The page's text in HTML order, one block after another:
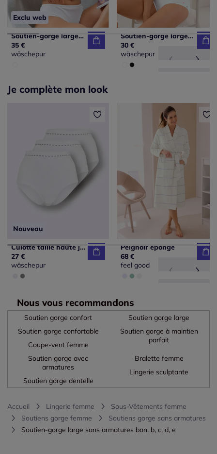
Exclu web
Soutien-gorge large sans armatures bon. b, c, d, e
35 €
wäschepur
Soutien-gorge large sans armatures bon. b, c, d, e
30 €
wäschepur
Je complète mon look
Nouveau
Culotte taille haute jersey fin
27 €
wäschepur
Peignoir éponge
68 €
feel good
Nous vous recommandons
Soutien gorge confort
Soutien gorge confortable
Coupe-vent femme
Soutien gorge large
Soutien gorge à maintien
parfait
Soutien gorge avec
armatures
Soutien gorge dentelle
Bralette femme
Lingerie sculptante
Accueil Lingerie femme
Sous-Vêtements femme
Soutiens gorge femme
Soutiens gorge sans armatures
Soutien-gorge large sans armatures bon. b, c, d, e